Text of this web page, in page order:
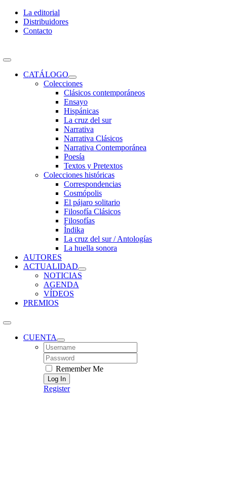
Skip
content
La editorial
Distribuidores
Contacto
Toggle
NavigationCATÁLOGO
Colecciones
Clásicos contemporáneos
Ensayo
Hispánicas
La cruz del sur
Narrativa
Narrativa Clásicos
Narrativa Contemporánea
Poesía
Textos y Pretextos
Colecciones históricas
Correspondencias
Cosmópolis
El pájaro solitario
Filosofía Clásicos
Filosofías
Índika
La cruz del sur / Antologías
La huella sonora
AUTORES
ACTUALIDAD
NOTICIAS
AGENDA
VÍDEOS
PREMIOS
CUENTA
Username:
Password:
Remember Me
Register